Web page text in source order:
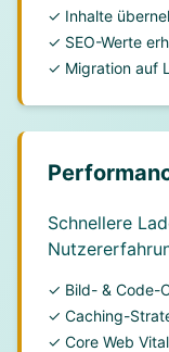
✓ Inhalte
✓ SEO-Werte
✓ Migration auf
Schnellere
✓ Bild- & Code-
✓ Caching-
✓ Core Web